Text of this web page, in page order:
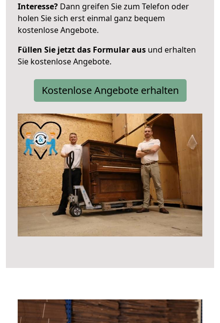
Interesse? Dann greifen Sie zum Telefon oder
holen Sie sich erst einmal ganz bequem
kostenlose Angebote.
Füllen Sie jetzt das Formular aus und erhalten
Sie kostenlose Angebote.
Kostenlose Angebote erhalten